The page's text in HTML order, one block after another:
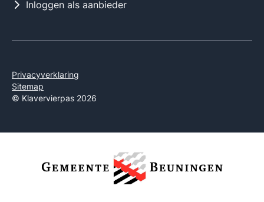
Inloggen als aanbieder
Privacyverklaring
Sitemap
© Klavervierpas 2026